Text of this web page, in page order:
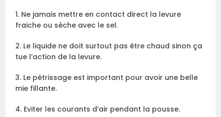
1. Ne jamais mettre en contact direct la levure
fraiche ou sèche avec le sel.
2. Le liquide ne doit surtout pas être chaud sinon ça
tue l’action de la levure.
3. Le pétrissage est important pour avoir une belle
mie fillante.
4. Eviter les courants d’air pendant la pousse.